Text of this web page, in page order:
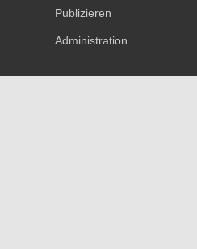
Publizieren
Administration